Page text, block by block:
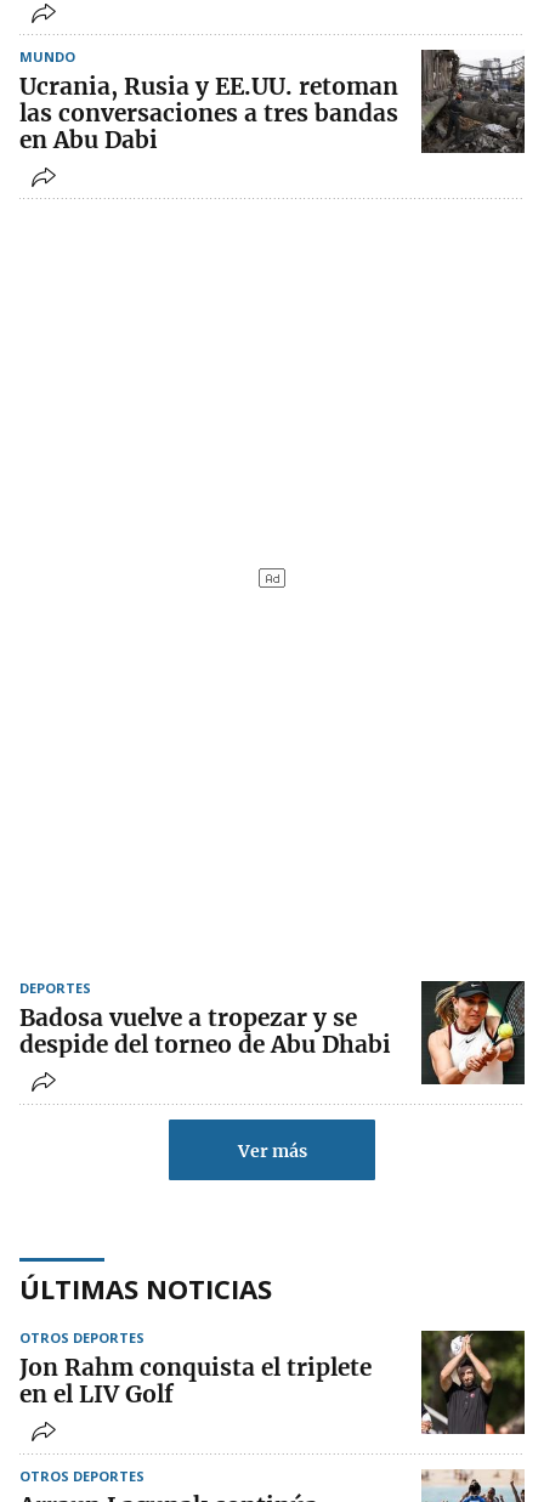
MUNDO
Ucrania, Rusia y EE.UU. retoman
las conversaciones a tres bandas
en Abu Dabi
DEPORTES
Badosa vuelve a tropezar y se
despide del torneo de Abu Dhabi
Ver más
ÚLTIMAS NOTICIAS
OTROS DEPORTES
Jon Rahm conquista el triplete
en el LIV Golf
OTROS DEPORTES